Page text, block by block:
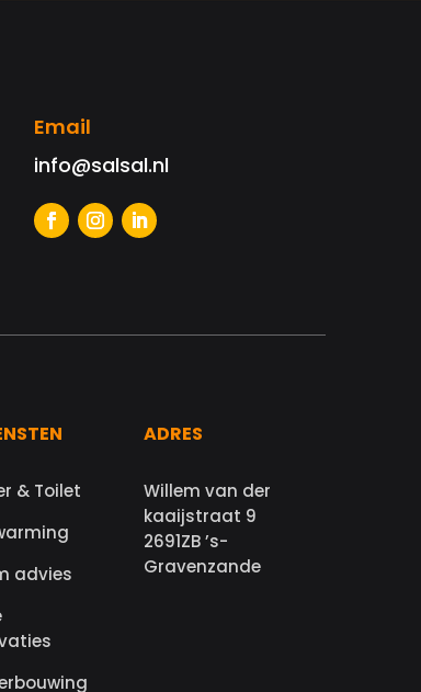
Email
info@salsal.nl
& Toilet
advies
ADRES
Willem van der
kaaijstraat 9
2691ZB ’s-
Gravenzande